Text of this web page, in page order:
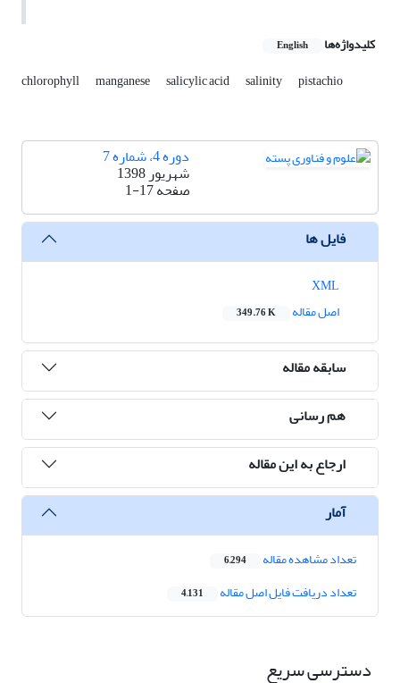
کلیدواژه‌ها English
chlorophyll manganese salicylic acid salinity pistachio
دوره 4، شماره 7
شهریور 1398
صفحه1-17
فایل ها
اصل مقاله
349.76 K
سابقه مقاله
هم رسانی
ارجاع به این مقاله
آمار
تعداد مشاهده مقاله 6,294
تعداد دریافت فایل اصل مقاله 4,131
دسترسی سریع